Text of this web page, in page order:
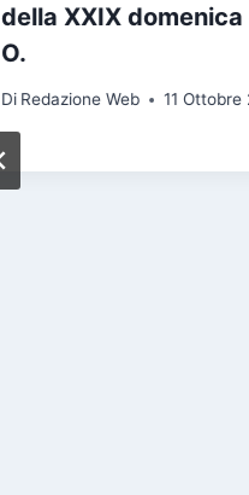
della XXIX domenica
O.
Di Redazione Web 11 Ottobre